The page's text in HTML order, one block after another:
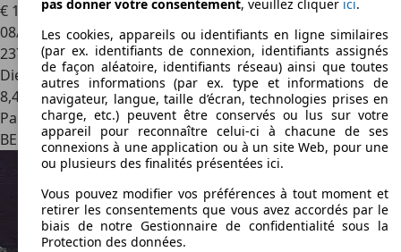
€ 19 950
08/2019
237 510 km
Diesel
8,4 l/100 km (mixte)
Particulier
BE 1342Ottignies-louvain-la-neuve
pas donner votre consentement, veuillez cliquer ici.
Les cookies, appareils ou identifiants en ligne similaires
(par ex. identifiants de connexion, identifiants assignés
de façon aléatoire, identifiants réseau) ainsi que toutes
autres informations (par ex. type et informations de
navigateur, langue, taille d’écran, technologies prises en
charge, etc.) peuvent être conservés ou lus sur votre
appareil pour reconnaître celui-ci à chacune de ses
connexions à une application ou à un site Web, pour une
ou plusieurs des finalités présentées ici.
Vous pouvez modifier vos préférences à tout moment et
retirer les consentements que vous avez accordés par le
biais de notre Gestionnaire de confidentialité sous la
Protection des données.